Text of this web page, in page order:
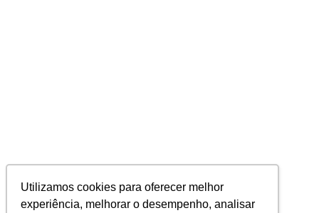
Utilizamos cookies para oferecer melhor
experiência, melhorar o desempenho, analisar